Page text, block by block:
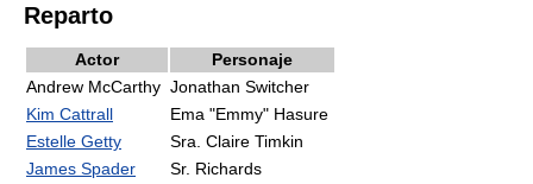
Reparto
Actor
Personaje
Andrew McCarthy Jonathan Switcher
Kim Cattrall
Ema "Emmy" Hasure
Estelle Getty
Sra. Claire Timkin
James Spader
Sr. Richards